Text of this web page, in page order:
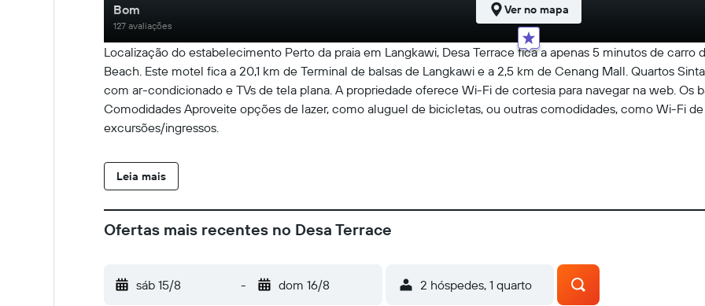
Localização do estabelecimento Perto da praia em Langkawi, Desa Terrace fica a apenas 5 minutos de carro
Beach. Este motel fica a 20,1 km de Terminal de balsas de Langkawi e a 2,5 km de Cenang Mall. Quartos
com ar-condicionado e TVs de tela plana. A propriedade oferece Wi-Fi de cortesia para navegar na web. Os
Comodidades Aproveite opções de lazer, como aluguel de bicicletas, ou outras comodidades, como Wi-Fi
excursões/ingressos.
Leia mais
Bom
127 avaliações
Ver no mapa
Ofertas mais recentes no Desa Terrace
sáb 15/8 - dom 16/8 2 hóspedes, 1 quarto